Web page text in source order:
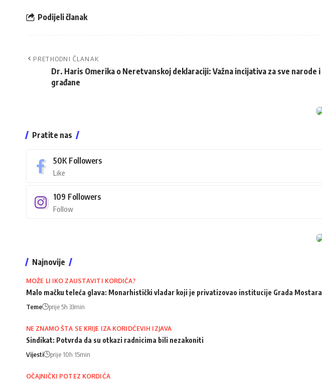
Podijeli članak
PRETHODNI ČLANAK
Dr. Haris Omerika o Neretvanskoj deklaraciji: Važna incijativa za sve narode i
građane
Pratite nas
50K Followers
Like
109 Followers
Follow
Najnovije
MOŽE LI IKO ZAUSTAVITI KORDIĆA?
Malo mačku teleća glava: Monarhistički vladar koji je privatizovao institucije Grada Mostara
Teme prije 5h 33min
NE ZNAMO ŠTA SE KRIJE IZA KORIDĆEVIH IZJAVA
Sindikat: Potvrda da su otkazi radnicima bili nezakoniti
Vijesti prije 10h 15min
OČAJNIČKI POTEZ KORDIĆA